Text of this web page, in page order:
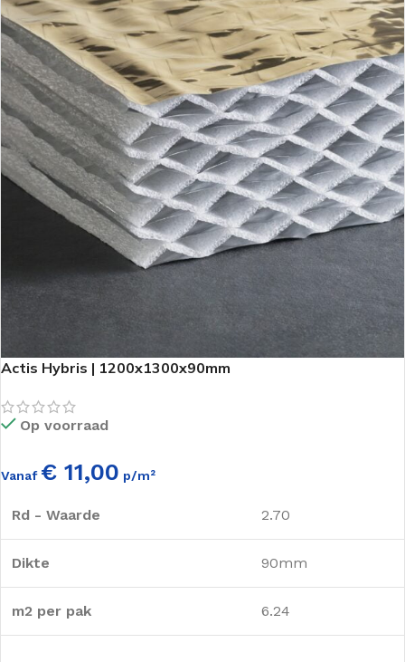
Actis Hybris | 1200x1300x90mm
Op voorraad
Vanaf € 11,00 p/m²
Rd - Waarde 2.70
Dikte 90mm
m2 per pak 6.24